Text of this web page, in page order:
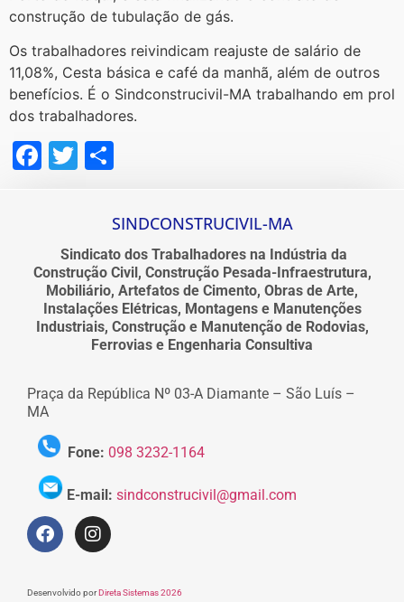
construção de tubulação de gás.
Os trabalhadores reivindicam reajuste de salário de
11,08%, Cesta básica e café da manhã, além de outros
benefícios. É o Sindconstrucivil-MA trabalhando em prol
dos trabalhadores.
Facebook
Twitter
SINDCONSTRUCIVIL-MA
Sindicato dos Trabalhadores na Indústria da
Construção Civil, Construção Pesada-Infraestrutura,
Mobiliário, Artefatos de Cimento, Obras de Arte,
Instalações Elétricas, Montagens e Manutenções
Industriais, Construção e Manutenção de Rodovias,
Ferrovias e Engenharia Consultiva
Praça da República Nº 03-A Diamante – São Luís –
MA
Fone: 098 3232-1164
E-mail: sindconstrucivil@gmail.com
Desenvolvido porDireta Sistemas 2026